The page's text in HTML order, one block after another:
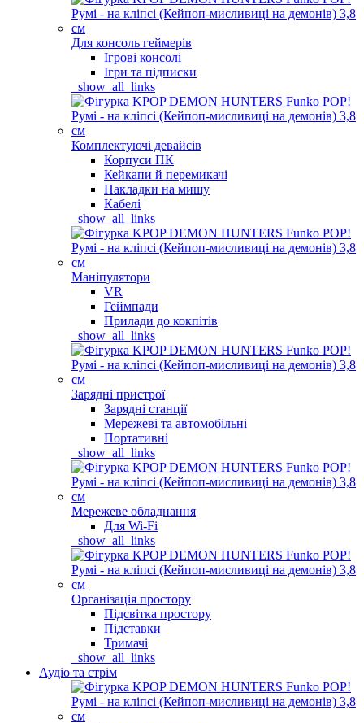
Для консоль геймерів
Ігрові консолі
Ігри та підписки
_show_all_links
Комплектуючі девайсів
Корпуси ПК
Кейкапи й перемикачі
Накладки на мишу
Кабелі
_show_all_links
Маніпулятори
VR
Геймпади
Прилади до кокпітів
_show_all_links
Зарядні пристрої
Зарядні станції
Мережеві та автомобільні
Портативні
_show_all_links
Мережеве обладнання
Для Wi-Fi
_show_all_links
Організація простору
Підсвітка простору
Підставки
Тримачі
_show_all_links
Аудіо та стрім